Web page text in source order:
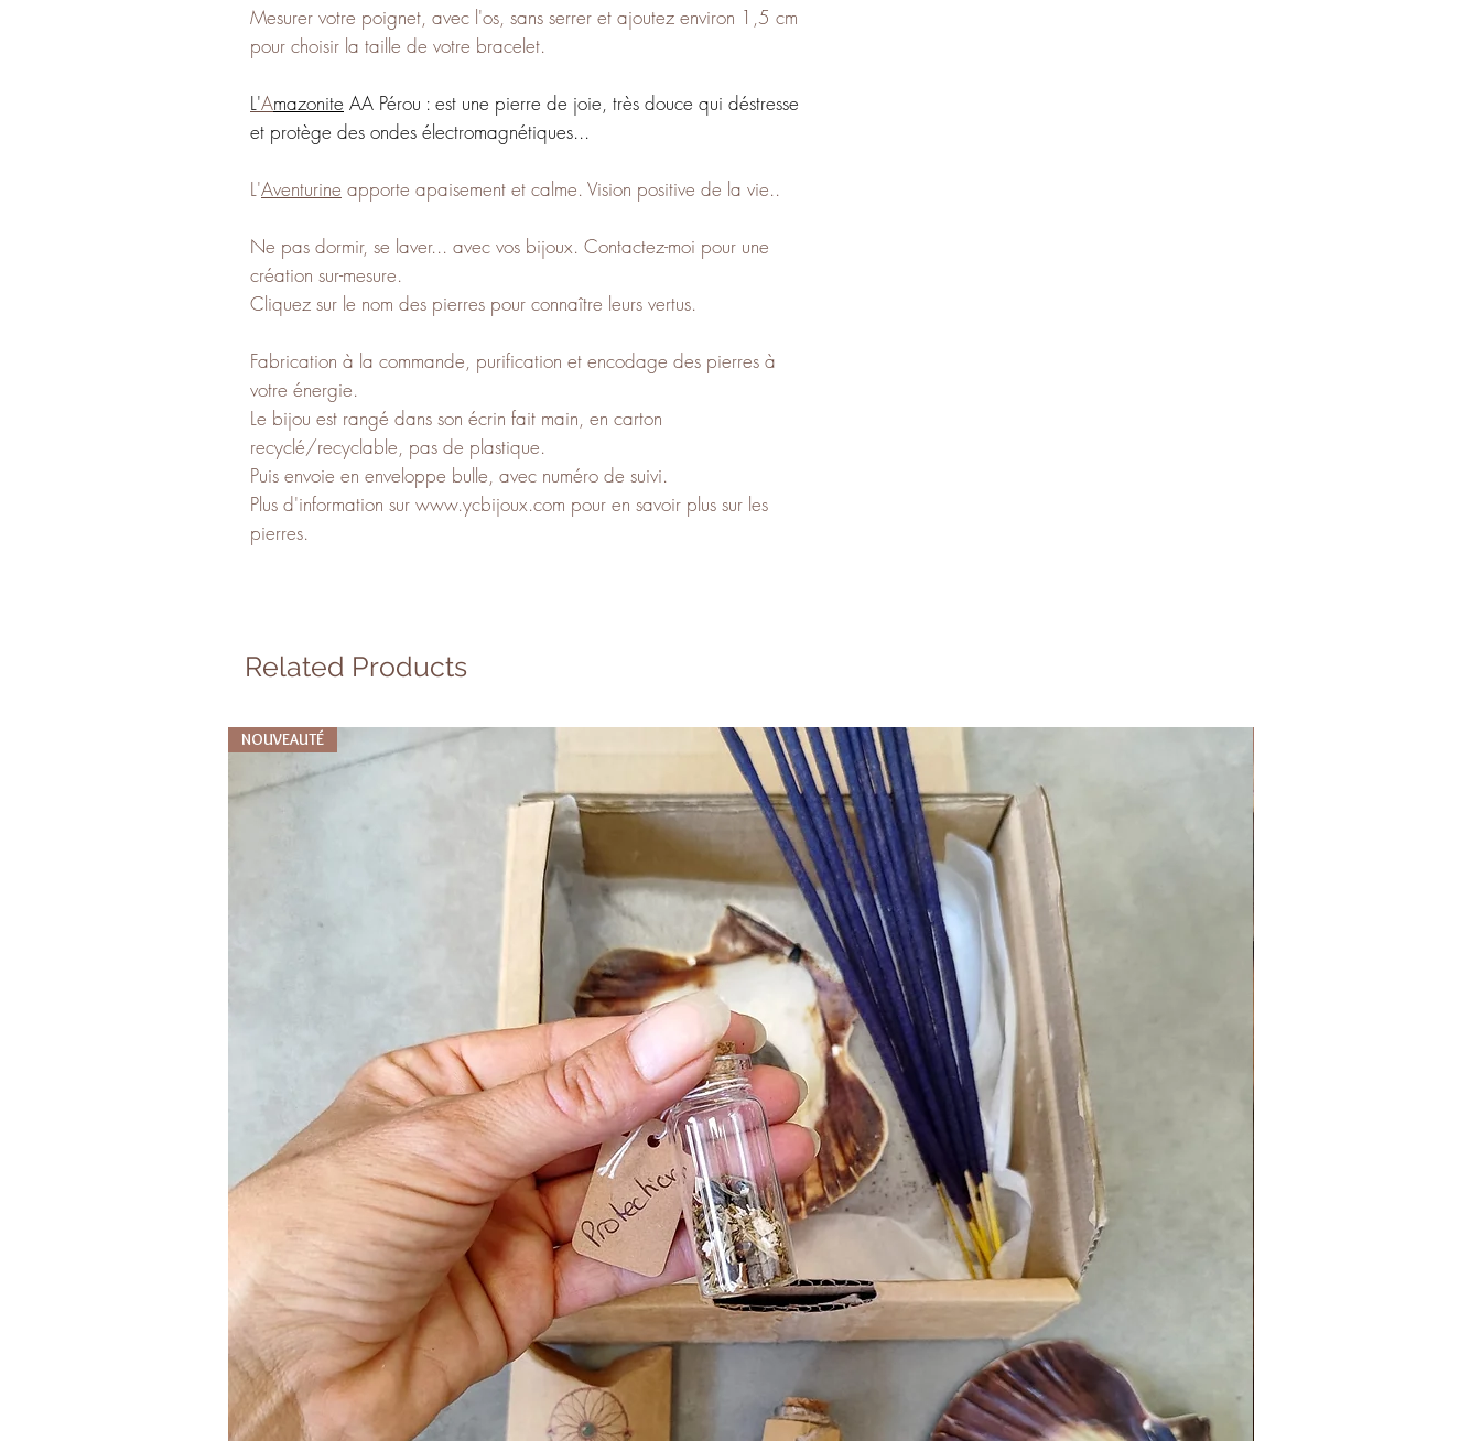
Mesurer votre poignet, avec l'os, sans serrer et ajoutez environ 1,5 cm
pour choisir la taille de votre bracelet.
L'Amazonite AA Pérou : est une pierre de joie, très douce qui déstresse
et protège des ondes électromagnétiques...
L'Aventurine apporte apaisement et calme. Vision positive de la vie..
Ne pas dormir, se laver... avec vos bijoux. Contactez-moi pour une
création sur-mesure.
Cliquez sur le nom des pierres pour connaître leurs vertus.
Fabrication à la commande, purification et encodage des pierres à
votre énergie.
Le bijou est rangé dans son écrin fait main, en carton
recyclé/recyclable, pas de plastique.
Puis envoie en enveloppe bulle, avec numéro de suivi.
Plus d'information sur www.ycbijoux.com pour en savoir plus sur les
pierres.
Related Products
NOUVEAUTÉ